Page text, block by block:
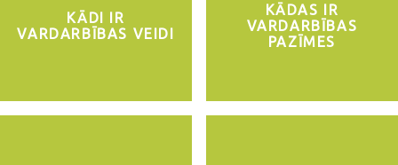
KĀDI IR
VARDARBĪBAS VEIDI
KĀDAS IR
VARDARBĪBAS
PAZĪMES